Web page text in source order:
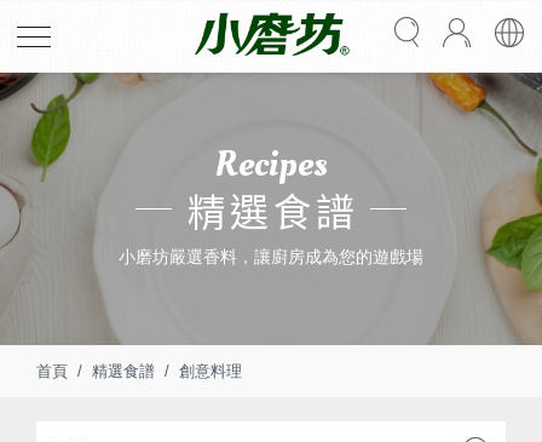
Recipes
精選食譜
小磨坊嚴選香料，讓廚房成為您的遊戲場
首頁 精選食譜 創意料理